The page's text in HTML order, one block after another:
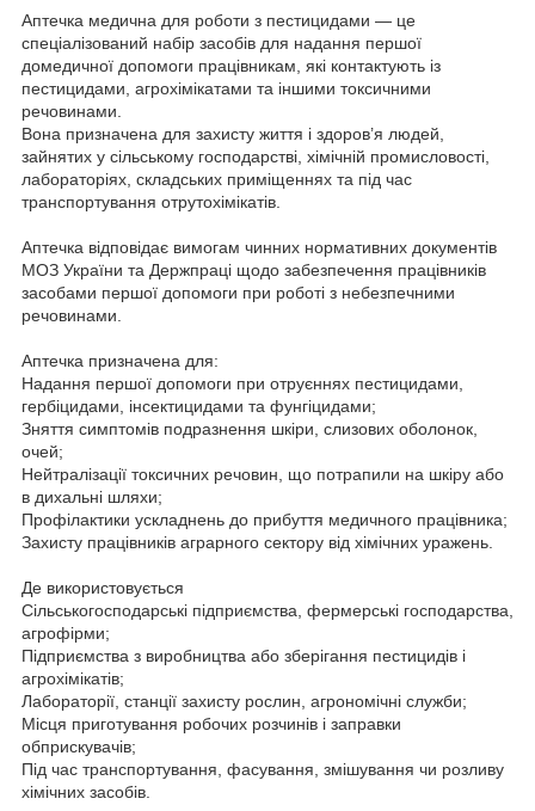
Аптечка медична для роботи з пестицидами — це
спеціалізований набір засобів для надання першої
домедичної допомоги працівникам, які контактують із
пестицидами, агрохімікатами та іншими токсичними
речовинами.
Вона призначена для захисту життя і здоров’я людей,
зайнятих у сільському господарстві, хімічній промисловості,
лабораторіях, складських приміщеннях та під час
транспортування отрутохімікатів.
Аптечка відповідає вимогам чинних нормативних документів
МОЗ України та Держпраці щодо забезпечення працівників
засобами першої допомоги при роботі з небезпечними
речовинами.
Аптечка призначена для:
Надання першої допомоги при отруєннях пестицидами,
гербіцидами, інсектицидами та фунгіцидами;
Зняття симптомів подразнення шкіри, слизових оболонок,
очей;
Нейтралізації токсичних речовин, що потрапили на шкіру або
в дихальні шляхи;
Профілактики ускладнень до прибуття медичного працівника;
Захисту працівників аграрного сектору від хімічних уражень.
Де використовується
Сільськогосподарські підприємства, фермерські господарства,
агрофірми;
Підприємства з виробництва або зберігання пестицидів і
агрохімікатів;
Лабораторії, станції захисту рослин, агрономічні служби;
Місця приготування робочих розчинів і заправки
обприскувачів;
Під час транспортування, фасування, змішування чи розливу
хімічних засобів.